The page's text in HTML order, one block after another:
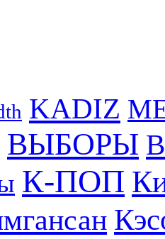
KADIZ
ВЫБОРЫ
К-ПОП